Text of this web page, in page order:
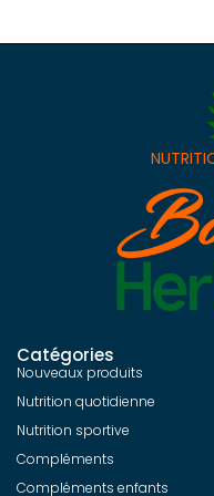
Catégories
Nouveaux produits
Nutrition quotidienne
Nutrition sportive
Compléments
Compléments enfants